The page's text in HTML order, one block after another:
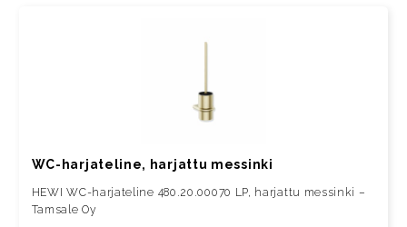
WC-harjateline, harjattu messinki
HEWI WC-harjateline 480.20.00070 LP, harjattu messinki –
Tamsale Oy